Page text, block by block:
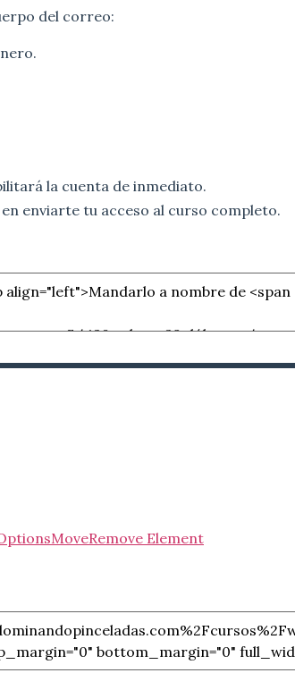
del correo:
la cuenta de inmediato.
enviarte tu acceso al curso completo.
MoveRemove Element